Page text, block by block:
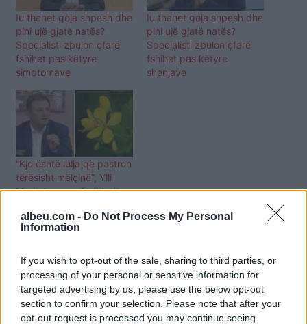
albeu.com - Do Not Process My Personal
Information
If you wish to opt-out of the sale, sharing to third parties, or
processing of your personal or sensitive information for
targeted advertising by us, please use the below opt-out
section to confirm your selection. Please note that after your
opt-out request is processed you may continue seeing
Iu thahet goja shpesh dhe
pini ujë gjatë natës?
Specialisti zbulon çfarë
fshihet pas këtyre
simptomave
Iu thahet goja shpesh dhe
pini ujë gjatë natës?
Specialisti zbulon çfarë
fshihet pas këtyre
shenjave
“Kjo është lulja që pastron
tërësisht mëlçinë”, Ylli
Merja tregon çfarë trajton